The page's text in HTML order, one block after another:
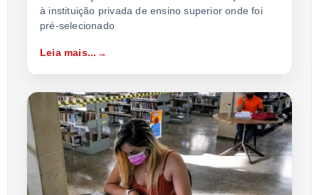
à instituição privada de ensino superior onde foi
pré-selecionado
Leia mais...